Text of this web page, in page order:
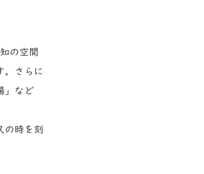
の空間
。さらに
」など
の時を刻